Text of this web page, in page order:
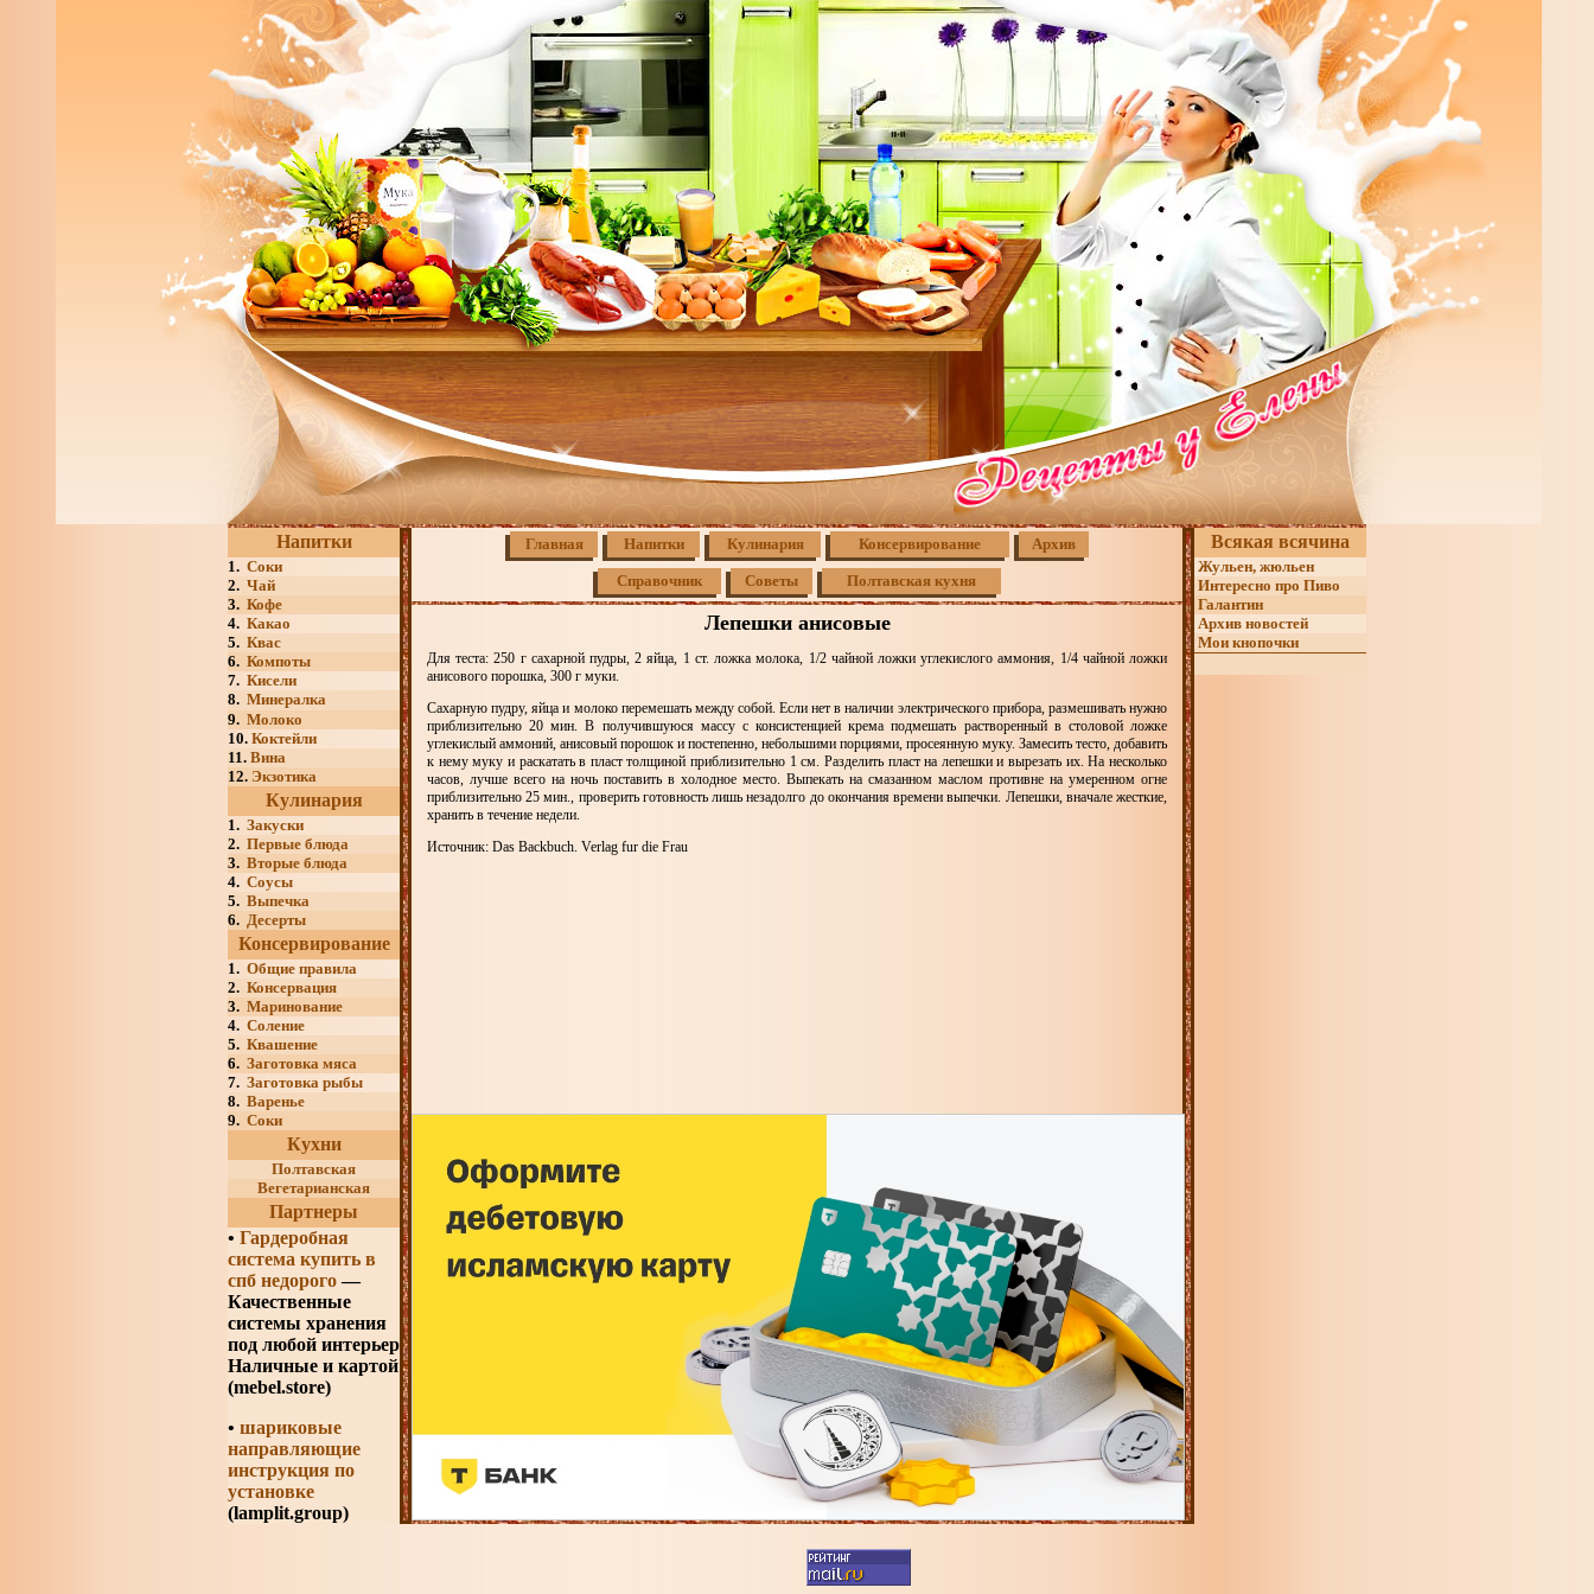
Напитки
1. Соки
2. Чай
3. Кофе
4. Какао
5. Квас
6. Компоты
7. Кисели
8. Минералка
9. Молоко
10. Коктейли
11. Вина
12. Экзотика
Кулинария
1. Закуски
2. Первые блюда
3. Вторые блюда
4. Соусы
5. Выпечка
6. Десерты
Консервирование
1. Общие правила
2. Консервация
3. Маринование
4. Соление
5. Квашение
6. Заготовка мяса
7. Заготовка рыбы
8. Варенье
9. Соки
Кухни
Полтавская
Вегетарианская
Партнеры
• Гардеробная
система купить в
спб недорого—
Качественные
системы хранения
под любой интерьер
Наличные и картой
(mebel.store)
• шариковые
направляющие
инструкция по
установке
(lamplit.group)
Главная Напитки Кулинария Консервирование Архив
Справочник Советы Полтавская кухня
Лепешки анисовые
Для теста: 250 г сахарной пудры, 2 яйца, 1 ст. ложка молока, 1/2 чайной ложки углекислого аммония, 1/4 чайной ложки
анисового порошка, 300 г муки.
Сахарную пудру, яйца и молоко перемешать между собой. Если нет в наличии электрического прибора, размешивать нужно
приблизительно 20 мин. В получившуюся массу с консистенцией крема подмешать растворенный в столовой ложке
углекислый аммоний, анисовый порошок и постепенно, небольшими порциями, просеянную муку. Замесить тесто, добавить
к нему муку и раскатать в пласт толщиной приблизительно 1 см. Разделить пласт на лепешки и вырезать их. На несколько
часов, лучше всего на ночь поставить в холодное место. Выпекать на смазанном маслом противне на умеренном огне
приблизительно 25 мин., проверить готовность лишь незадолго до окончания времени выпечки. Лепешки, вначале жесткие,
хранить в течение недели.
Источник: Das Backbuch. Verlag fur die Frau
Всякая всячина
Жульен, жюльен
Интересно про Пиво
Галантин
Архив новостей
Мои кнопочки